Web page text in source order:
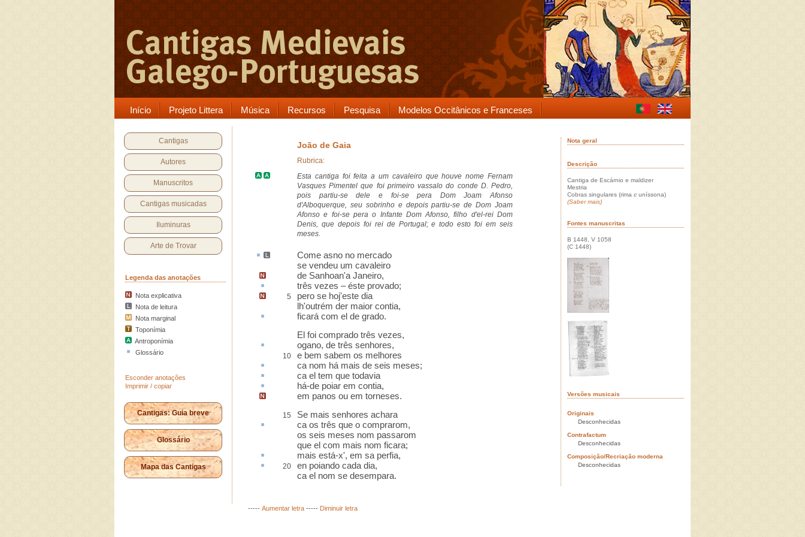
Início Projeto Littera Música Recursos Pesquisa Modelos Occitânicos e Franceses
Cantigas
Autores
Manuscritos
Cantigas musicadas
Iluminuras
Arte de Trovar
Legenda das anotações
Nota explicativa
Nota de leitura
Nota marginal
Toponímia
Antroponímia
Glossário
Esconder anotações
Imprimir / copiar
Cantigas: Guia breve
Glossário
Mapa das Cantigas
João de Gaia
Rubrica:
Esta cantiga foi feita a um cavaleiro que houve nome Fernam
Vasques Pimentelque foi primeiro vassalo do conde D. Pedro,
pois partiu-se dele e foi-se pera Dom Joam Afonso
d'Alboquerque, seu sobrinho e depois partiu-se de Dom Joam
Afonso e foi-se pera o Infante Dom Afonso, filho d'el-rei Dom
Denis, que depois foi rei de Portugal; e todo esto foi em seis
meses.
Come asno no mercado
se vendeu um cavaleiro
de Sanhoan'a Janeiro,
três vezes –éste provado;
5 pero se hoj'este dia
lh'outrém der maior contia,
ficará com el de grado.
El foi comprado três vezes,
ogano, de três senhores,
10
e bem sabem os melhores
ca nom há mais de seis meses;
ca el tem que todavia
há-de poiar em contia,
em panos ou em torneses.
15
Se mais senhores achara
ca os três que o comprarom,
os seis meses nom passarom
que el com mais nom ficara;
mais está-x', em sa perfia,
20 en poiando cada dia,
ca el nom se desempara.
----- Aumentar letra ----- Diminuir letra
Nota geral
Descrição
Cantiga de Escárnio e maldizer
Mestria
Cobras singulares (rima c uníssona)
(Saber mais)
Fontes manuscritas
B 1448, V 1058
(C 1448)
Versões musicais
Originais
Desconhecidas
Contrafactum
Desconhecidas
Composição/Recriação moderna
Desconhecidas